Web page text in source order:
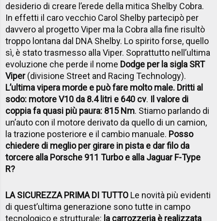
desiderio di creare l’erede della mitica Shelby Cobra.
In effetti il caro vecchio Carol Shelby partecipò per
davvero al progetto Viper ma la Cobra alla fine risultò
troppo lontana dal DNA Shelby. Lo spirito forse, quello
sì, è stato trasmesso alla Viper. Soprattutto nell’ultima
evoluzione che perde il nome Dodge per la sigla SRT
Viper(divisione Street and Racing Technology).
L’ultima vipera morde e può fare molto male. Dritti al
sodo: motore V10 da 8.4 litri e 640 cv. Il valore di
coppia fa quasi più paura: 815 Nm. Stiamo parlando di
un’auto con il motore derivato da quello di un camion,
la trazione posteriore e il cambio manuale. Posso
chiedere di meglio per girare in pista e dar filo da
torcere alla Porsche 911 Turbo e alla Jaguar F-Type
R?
LA SICUREZZA PRIMA DI TUTTO Le novità più evidenti
di quest’ultima generazione sono tutte in campo
tecnologico e strutturale: la carrozzeria è realizzata